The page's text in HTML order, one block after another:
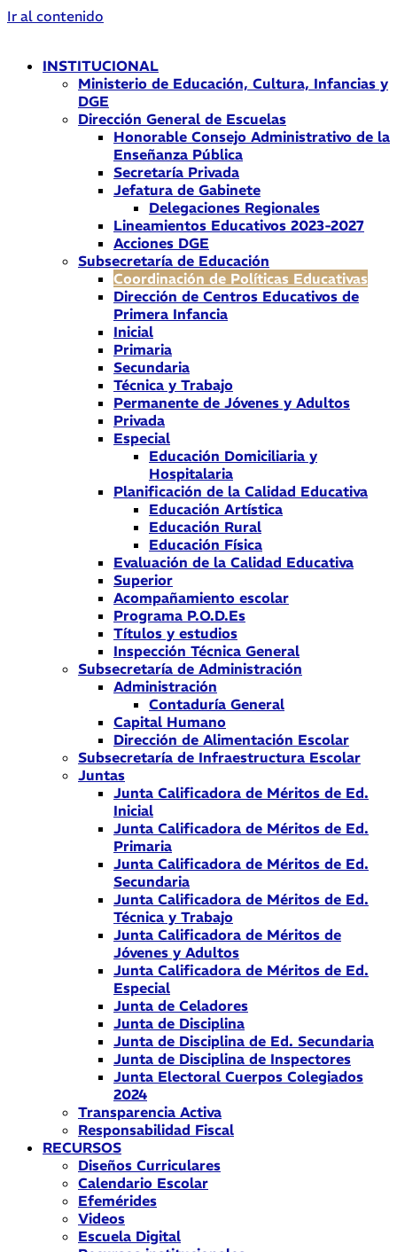
Ir al contenido
INSTITUCIONAL
Ministerio de Educación, Cultura, Infancias y
DGE
Dirección General de Escuelas
Honorable Consejo Administrativo de la
Enseñanza Pública
Secretaría Privada
Jefatura de Gabinete
Delegaciones Regionales
Lineamientos Educativos 2023-2027
Acciones DGE
Subsecretaría de Educación
Coordinación de Políticas Educativas
Dirección de Centros Educativos de
Primera Infancia
Inicial
Primaria
Secundaria
Técnica y Trabajo
Permanente de Jóvenes y Adultos
Privada
Especial
Educación Domiciliaria y
Hospitalaria
Planificación de la Calidad Educativa
Educación Artística
Educación Rural
Educación Física
Evaluación de la Calidad Educativa
Superior
Acompañamiento escolar
Programa P.O.D.Es
Títulos y estudios
Inspección Técnica General
Subsecretaría de Administración
Administración
Contaduría General
Capital Humano
Dirección de Alimentación Escolar
Subsecretaría de Infraestructura Escolar
Juntas
Junta Calificadora de Méritos de Ed.
Inicial
Junta Calificadora de Méritos de Ed.
Primaria
Junta Calificadora de Méritos de Ed.
Secundaria
Junta Calificadora de Méritos de Ed.
Técnica y Trabajo
Junta Calificadora de Méritos de
Jóvenes y Adultos
Junta Calificadora de Méritos de Ed.
Especial
Junta de Celadores
Junta de Disciplina
Junta de Disciplina de Ed. Secundaria
Junta de Disciplina de Inspectores
Junta Electoral Cuerpos Colegiados
2024
Transparencia Activa
Responsabilidad Fiscal
RECURSOS
Diseños Curriculares
Calendario Escolar
Efemérides
Videos
Escuela Digital